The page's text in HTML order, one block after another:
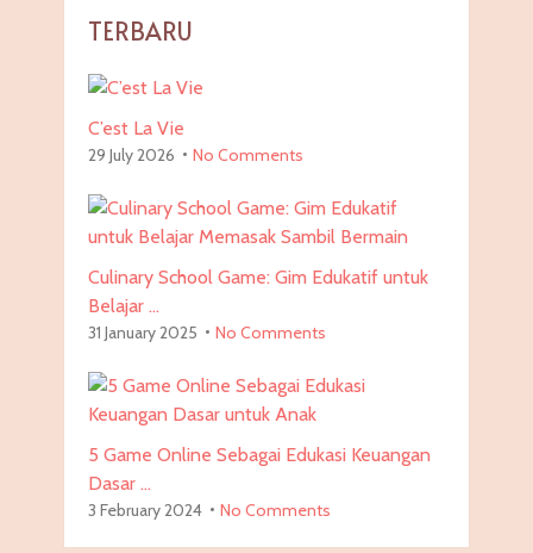
TERBARU
C’est La Vie
29 July 2026 No Comments
Culinary School Game: Gim Edukatif untuk
Belajar …
31 January 2025 No Comments
5 Game Online Sebagai Edukasi Keuangan
Dasar …
3 February 2024 No Comments